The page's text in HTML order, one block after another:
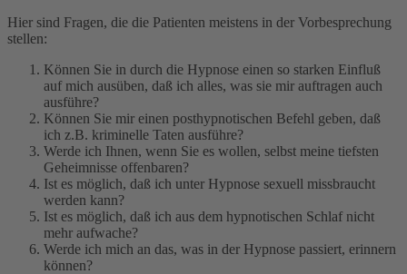
Hier sind Fragen, die die Patienten meistens in der Vorbesprechung
stellen:
Können Sie in durch die Hypnose einen so starken Einfluß
auf mich ausüben, daß ich alles, was sie mir auftragen auch
ausführe?
Können Sie mir einen posthypnotischen Befehl geben, daß
ich z.B. kriminelle Taten ausführe?
Werde ich Ihnen, wenn Sie es wollen, selbst meine tiefsten
Geheimnisse offenbaren?
Ist es möglich, daß ich unter Hypnose sexuell missbraucht
werden kann?
Ist es möglich, daß ich aus dem hypnotischen Schlaf nicht
mehr aufwache?
Werde ich mich an das, was in der Hypnose passiert, erinnern
können?